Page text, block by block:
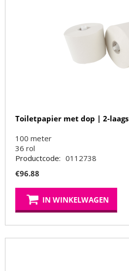
Toiletpapier met dop | 2-laags
100 meter
36 rol
Productcode: 0112738
€96.88
IN WINKELWAGEN